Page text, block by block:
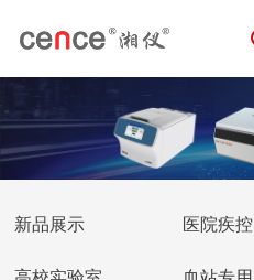
新品展示 医院疾控